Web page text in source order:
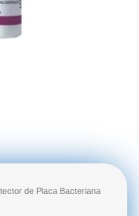
de Placa Bacteriana